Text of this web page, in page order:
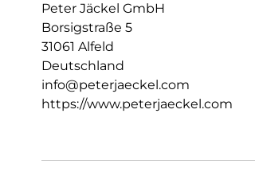
Peter Jäckel GmbH
Borsigstraße 5
31061 Alfeld
Deutschland
info@peterjaeckel.com
https://www.peterjaeckel.com